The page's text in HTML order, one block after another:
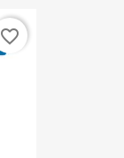
favorite_border